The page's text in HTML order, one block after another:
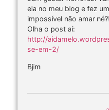
ela no meu blog e fez
impossível não amar
Olha o post aí:
http://
se-em-2/
Bjim